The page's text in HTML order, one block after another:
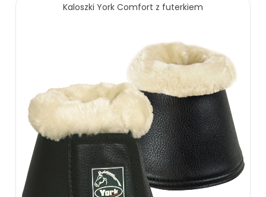
Kaloszki York Comfort z futerkiem